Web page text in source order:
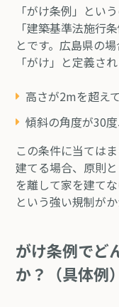
「がけ条例」とい
「建築基準法施行
とです。広島県の
「がけ」と定義され
高さが2mを超え
傾斜の角度が30
この条件に当ては
建てる場合、原則
を離して家を建て
という強い規制がか
がけ条例でど
か？（具体例）